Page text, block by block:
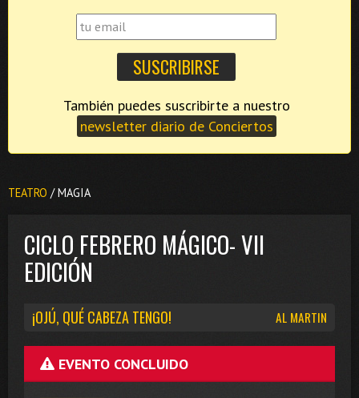
newsletter diario de Conciertos
TEATRO / MAGIA
CICLO FEBRERO MÁGICO- VII
EDICIÓN
AL MARTIN
¡OJÚ, QUÉ CABEZA TENGO!
EVENTO CONCLUIDO